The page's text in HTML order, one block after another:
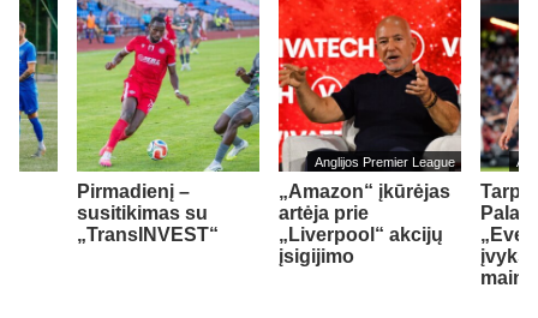
Pirmadienį –
susitikimas su
„TransINVEST“
Anglijos Premier League
„Amazon“ įkūrėjas
artėja prie
„Liverpool“ akcijų
įsigijimo
Tarp
įvyks